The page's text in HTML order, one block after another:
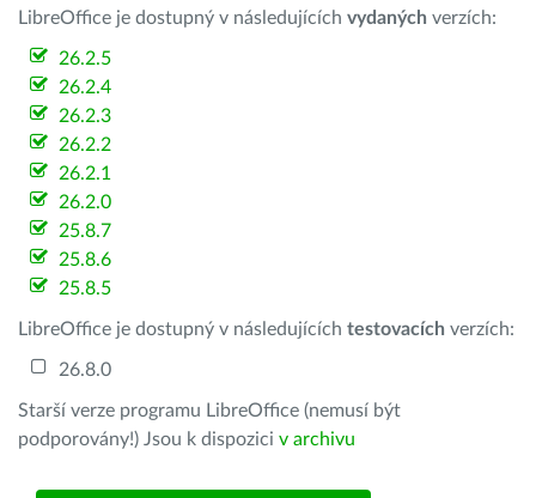
LibreOffice je dostupný v následujících vydaných verzích:
26.2.5
26.2.4
26.2.3
26.2.2
26.2.1
26.2.0
25.8.7
25.8.6
25.8.5
LibreOffice je dostupný v následujících testovacích verzích:
26.8.0
Starší verze programu LibreOffice (nemusí být
podporovány!) Jsou k dispozici v archivu